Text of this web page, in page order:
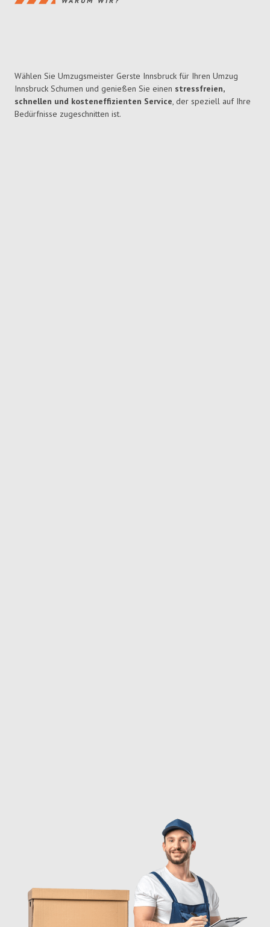
Wählen Sie Umzugsmeister Gerste Innsbruck für Ihren Umzug
Innsbruck Schumen und genießen Sie einen stressfreien,
schnellen und kosteneffizienten Service, der speziell auf Ihre
Bedürfnisse zugeschnitten ist.